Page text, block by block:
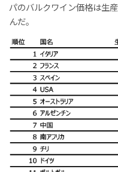
パのバルクワイン価格は生
んだ。